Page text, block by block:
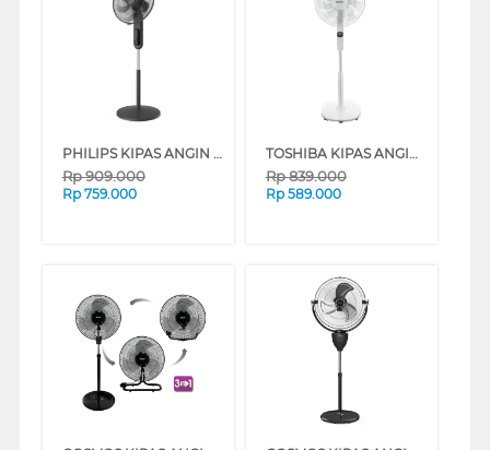
PHILIPS KIPAS ANGIN BERDIRI STAND FAN CX1520/01
Rp909.000
Rp 759.000
TOSHIBA KIPAS ANGIN BERDIRI STAND FAN F-DSA70ID(W)
Rp839.000
Rp 589.000